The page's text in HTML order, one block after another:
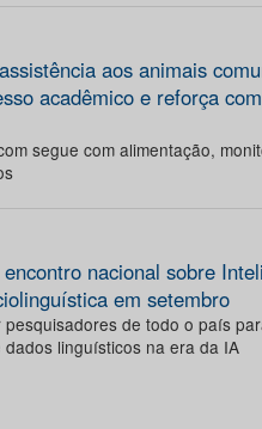
aos animais
acadêmico e reforça
segue com alimentação,
nacional sobre
em setembro
pesquisadores de todo o país
linguísticos na era da IA